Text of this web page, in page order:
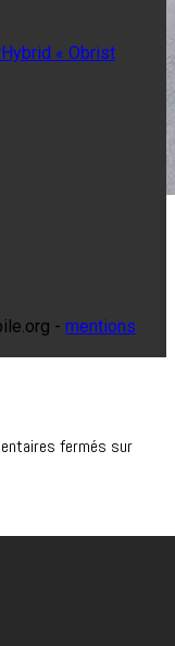
« Obrist
- mentions
fermés sur